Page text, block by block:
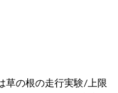
草の根の走行実験/上限